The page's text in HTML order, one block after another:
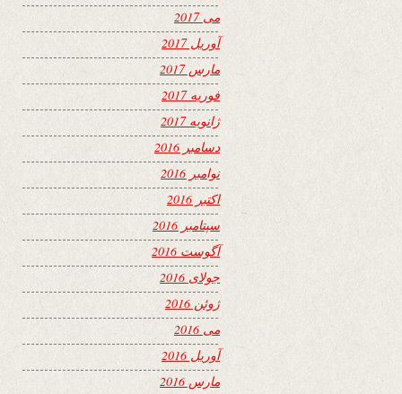
می 2017
آوریل 2017
مارس 2017
فوریه 2017
ژانویه 2017
دسامبر 2016
نوامبر 2016
اکتبر 2016
سپتامبر 2016
آگوست 2016
جولای 2016
ژوئن 2016
می 2016
آوریل 2016
مارس 2016